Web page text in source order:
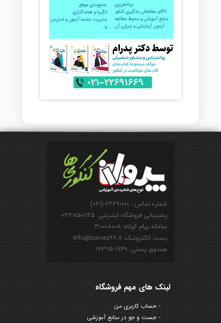
شماره تماس : ۲۲۶۹۱۰۱۰-(۰۲۱)
پشتیبانی فروشگاه اینترنتی: ۰۹۱۲۸۵۰۱۱۲۵
سامانه پیام کوتاه: ۳۰۰۰۸۰۰۸
پست الکترونیک: info@parvaz99.ir
صندوق پستی: ۱۹۴۹-۱۹۳۹۵
لینک های مهم فروشگاه
حساب کاربری من
جست و جو در منابع آموزشی